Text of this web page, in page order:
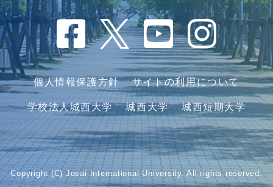
個人情報保護方針 サイトの利用について
学校法人城西大学 城西大学 城西短期大学
Copyright (C) Josai International University. All rights reserved.